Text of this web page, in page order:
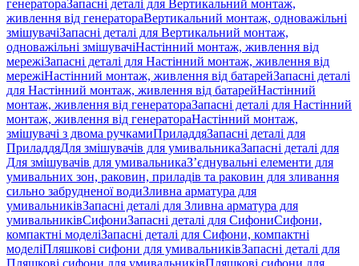
генератораЗапасні деталі для Вертикальний монтаж,
живлення від генератораВертикальний монтаж, одноважільні
змішувачіЗапасні деталі для Вертикальний монтаж,
одноважільні змішувачіНастінний монтаж, живлення від
мережіЗапасні деталі для Настінний монтаж, живлення від
мережіНастінний монтаж, живлення від батарейЗапасні деталі
для Настінний монтаж, живлення від батарейНастінний
монтаж, живлення від генератораЗапасні деталі для Настінний
монтаж, живлення від генератораНастінний монтаж,
змішувачі з двома ручкамиПриладдяЗапасні деталі для
ПриладдяДля змішувачів для умивальникаЗапасні деталі для
Для змішувачів для умивальникаЗ’єднувальні елементи для
умивальних зон, раковин, приладів та раковин для зливання
сильно забрудненої водиЗливна арматура для
умивальниківЗапасні деталі для Зливна арматура для
умивальниківСифониЗапасні деталі для СифониСифони,
компактні моделіЗапасні деталі для Сифони, компактні
моделіПляшкові сифони для умивальниківЗапасні деталі для
Пляшкові сифони для умивальниківПляшкові сифони для